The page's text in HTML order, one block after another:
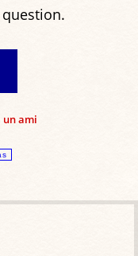
un ami